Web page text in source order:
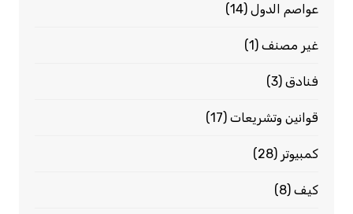
عواصم الدول(14)
غير مصنف(1)
فنادق(3)
قوانين وتشريعات(17)
كمبيوتر (28)
كيف(8)